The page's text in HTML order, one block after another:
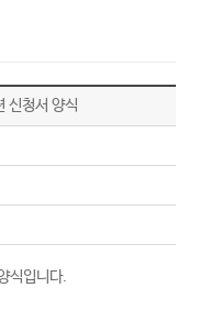
신청서 양식
식입니다.